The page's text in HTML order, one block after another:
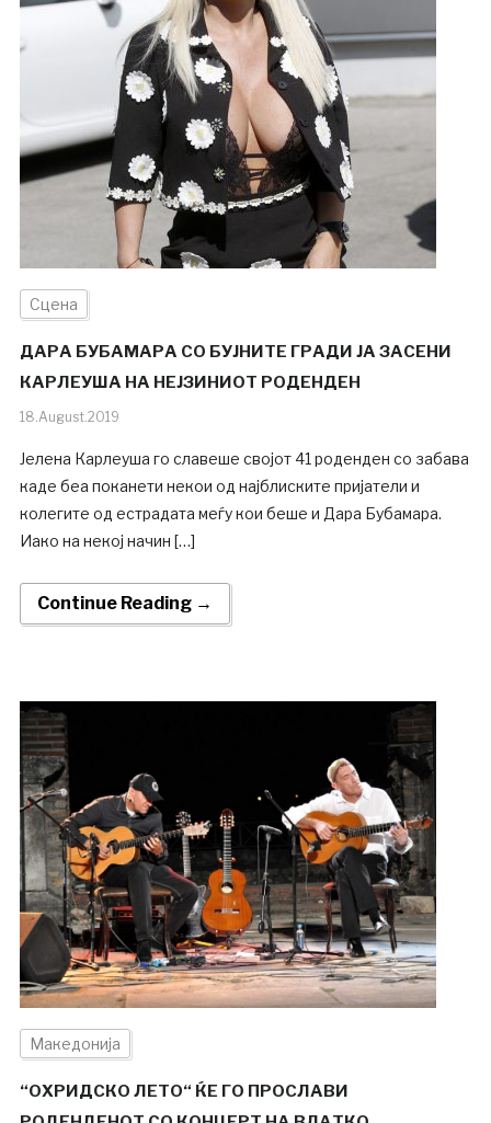
Сцена
ДАРА БУБАМАРА СО БУЈНИТЕ ГРАДИ ЈА ЗАСЕНИ
КАРЛЕУША НА НЕЈЗИНИОТ РОДЕНДЕН
18.August.2019
Јелена Карлеуша го славеше својот 41 роденден со забава
каде беа поканети некои од најблиските пријатели и
колегите од естрадата меѓу кои беше и Дара Бубамара.
Иако на некој начин […]
Continue Reading →
Македонија
“ОХРИДСКО ЛЕТО“ ЌЕ ГО ПРОСЛАВИ